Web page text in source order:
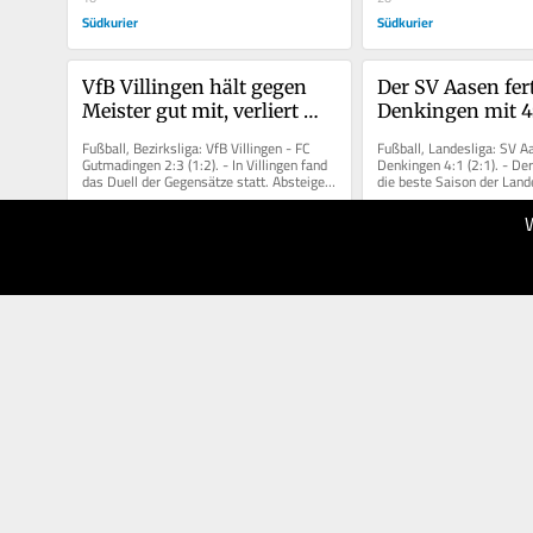
Südkurier Südkurier
VfB Villingen hält gegen
Meister gut mit, verliert
Fußball, Bezirksliga: VfB Villingen - FC
Gutmadingen 2:3 (1:2). - In Villingen fand
das Duell der Gegensätze statt. Absteiger
gegen Meister und...
Der SV Aasen
Denkingen mit
Fußball, Landesliga: SV
Denkingen 4:1 (2:1). -
die beste Saison der
mit einem deutlichen